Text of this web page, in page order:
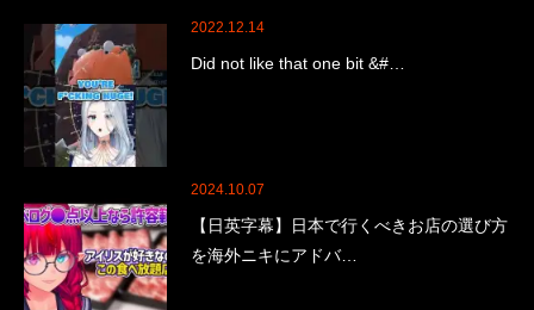
2022.12.14
Did not like that one bit &#…
2024.10.07
【日英字幕】日本で行くべきお店の選び方
を海外ニキにアドバ…